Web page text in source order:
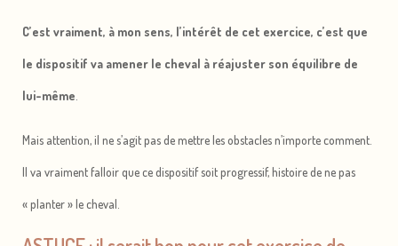
C’est vraiment, à mon sens, l’intérêt de cet exercice, c’est que
le dispositif va amener le cheval à réajuster son équilibre de
lui-même
Mais attention, il ne s’agit pas de mettre les obstacles n’importe comment.
Il va vraiment falloir que ce dispositif soit progressif, histoire de ne pas
« planter » le cheval.